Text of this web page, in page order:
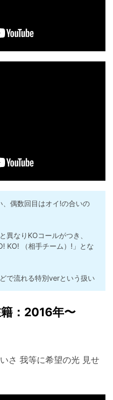
、偶数回目はオイ!の合いの
異なりKOコールがつき、
KO! （相手チーム）!」とな
で流れる特別verという扱い
：2016年〜
さ 我等に希望の光 見せ